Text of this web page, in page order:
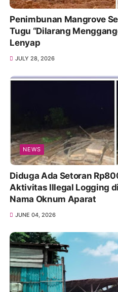
Penimbunan Mangrove
Tugu “Dilarang
Lenyap
JULY 28, 2026
NEWS
Diduga Ada Setoran
Aktivitas Illegal Logging
Nama Oknum Aparat
JUNE 04, 2026